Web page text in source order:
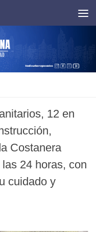
12 en
Costanera
24 horas, con
cuidado y